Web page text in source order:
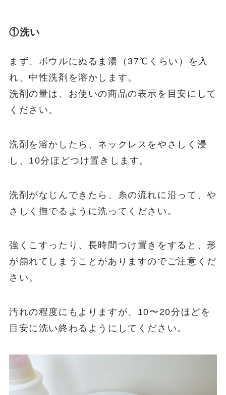
①洗い
まず、ボウルにぬるま湯（37℃くらい）を入
れ、中性洗剤を溶かします。
洗剤の量は、お使いの商品の表示を目安にして
ください。
洗剤を溶かしたら、ネックレスをやさしく浸
し、10分ほどつけ置きします。
洗剤がなじんできたら、糸の流れに沿って、や
さしく撫でるように洗ってください。
強くこすったり、長時間つけ置きをすると、形
が崩れてしまうことがありますのでご注意くだ
さい。
汚れの程度にもよりますが、10〜20分ほどを
目安に洗い終わるようにしてください。